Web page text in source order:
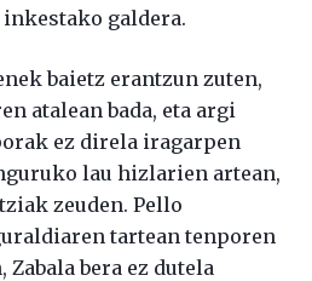
galdera.
baietz erantzun zuten,
atalean bada, eta argi
ez direla iragarpen
lau hizlarien artean,
zeuden. Pello
tartean tenporen
bera ez dutela